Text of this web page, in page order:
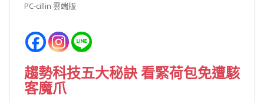
PC-cillin 雲端版
趨勢科技五大秘訣 看緊荷包免遭駭
客魔爪